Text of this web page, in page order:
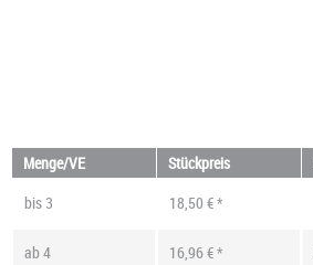
Menge/VE Stückpreis
bis 3 18,50 € *
ab4 16,96 € *